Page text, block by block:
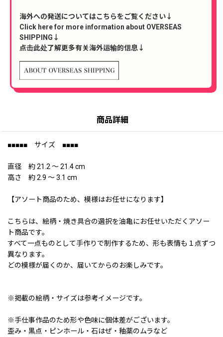
海外への発送についてはこちらをご覧ください↓
Click here for more information about OVERSEAS
SHIPPING↓
点击此处了解更多有关海外运输的信息↓
商品詳細
■■■■■ サイズ ■■■■
直径 約 21.2 〜 21.4 cm
高さ 約 2.9 〜 3.1 cm
【アソート商品のため、模様はお任せになります】
こちらは、絵柄・焼き具合の選択を油亀にお任せいただくアソー
ト商品です。
すべて一点ものとして手作りで制作するため、形も表情も１点ずつ
異なります。
どの模様が届くのか、届いてからのお楽しみです。
※掲載の絵柄・サイズは参考イメージです。
※手仕事作品のため形や色味に個体差がございます。
歪み・黒点・ピンホール・石はぜ・釉薬のムラなど